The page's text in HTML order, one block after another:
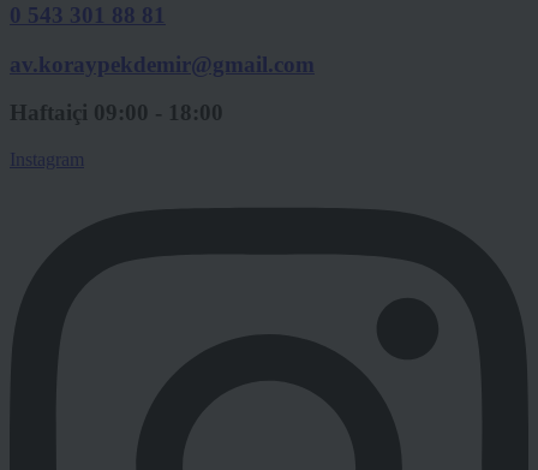
0 543 301 88 81
av.koraypekdemir@gmail.com
Haftaiçi 09:00 - 18:00
Instagram